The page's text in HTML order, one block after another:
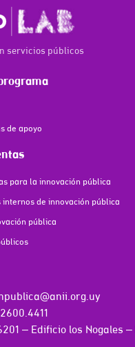
servicios públicos
de apoyo
para la innovación pública
internos de innovación pública
pública
– Edificio los Nogales –